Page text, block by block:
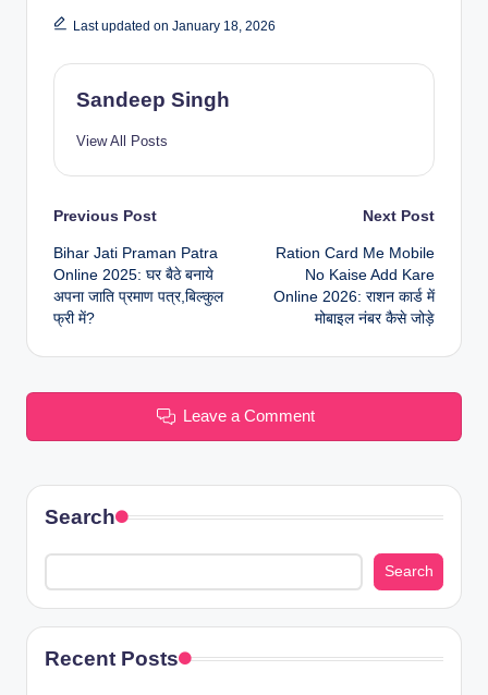
Last updated on January 18, 2026
Sandeep Singh
View All Posts
Post
navigation
Previous Post
Bihar Jati Praman Patra
Online 2025: घर बैठे बनाये
अपना जाति प्रमाण पत्र,बिल्कुल
फ्री में?
Next Post
Ration Card Me Mobile
No Kaise Add Kare
Online 2026: राशन कार्ड में
मोबाइल नंबर कैसे जोड़े
Leave a Comment
Search
Search
Recent Posts